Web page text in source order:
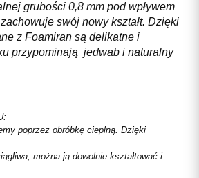
grubości 0,8 mm pod wpływem
swój nowy kształt. Dzięki
z Foamiran są delikatne i
przypominają jedwab i naturalny
poprzez obróbkę cieplną. Dzięki
można ją dowolnie kształtować i